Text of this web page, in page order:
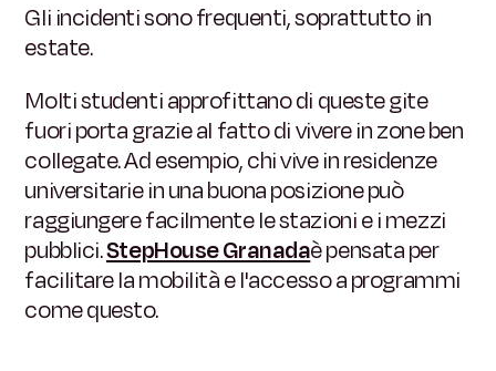
Gli incidenti sono frequenti, soprattutto in
estate.
Molti studenti approfittano di queste gite
fuori porta grazie al fatto di vivere in zone ben
collegate. Ad esempio, chi vive in residenze
universitarie in una buona posizione può
raggiungere facilmente le stazioni e i mezzi
pubblici.StepHouse Granadaè pensata per
facilitare la mobilità e l'accesso a programmi
come questo.